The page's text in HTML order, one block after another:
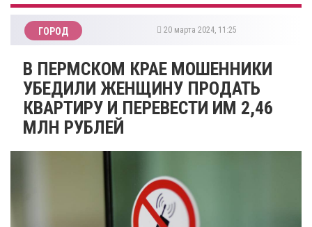
ГОРОД 20 марта 2024, 11:25
​В ПЕРМСКОМ КРАЕ МОШЕННИКИ
УБЕДИЛИ ЖЕНЩИНУ ПРОДАТЬ
КВАРТИРУ И ПЕРЕВЕСТИ ИМ 2,46
МЛН РУБЛЕЙ